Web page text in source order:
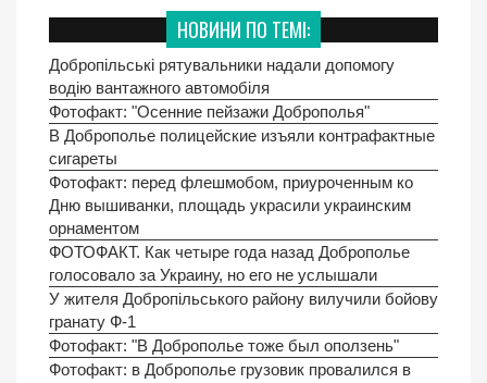
НОВИНИ ПО ТЕМІ:
Добропільські рятувальники надали допомогу
водію вантажного автомобіля
Фотофакт: "Осенние пейзажи Доброполья"
В Доброполье полицейские изъяли контрафактные
сигареты
Фотофакт: перед флешмобом, приуроченным ко
Дню вышиванки, площадь украсили украинским
орнаментом
ФОТОФАКТ. Как четыре года назад Доброполье
голосовало за Украину, но его не услышали
У жителя Добропільського району вилучили бойову
гранату Ф-1
Фотофакт: "В Доброполье тоже был оползень"
Фотофакт: в Доброполье грузовик провалился в